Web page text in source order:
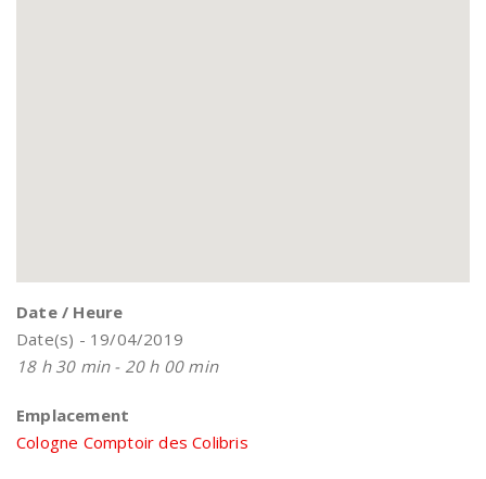
Date / Heure
Date(s) - 19/04/2019
18 h 30 min - 20 h 00 min
Emplacement
Cologne Comptoir des Colibris